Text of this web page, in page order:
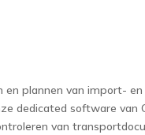
en plannen van import-
dedicated software
van